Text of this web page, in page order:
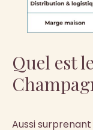
Quel est
Aussi